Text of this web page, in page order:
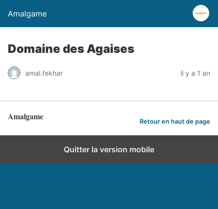
Amalgame
Domaine des Agaises
amal.fekhar il y a 1 an
Amalgame Retour en haut de page
Quitter la version mobile